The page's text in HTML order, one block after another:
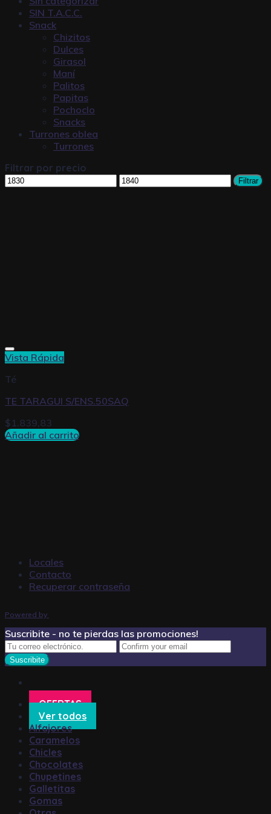
SIN T.A.C.C.
Snack
Chizitos
Dulces
Girasol
Maní
Palitos
Papitas
Pochoclo
Snacks
Turrones oblea
Turrones
Filtrar por precio
Filtrar
Vista Rápida
Té
TE TARAGUI S/ENS.50SAQ
$ 1.839,83
Añadir al carrito
Locales
Contacto
Recuperar contraseña
Powered by
Suscribite - no te pierdas las promociones!
OFERTAS
Ver todos
Alfajores
Caramelos
Chicles
Chocolates
Chupetines
Galletitas
Gomas